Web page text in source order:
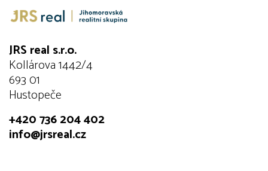
JRS real s.r.o.
Kollárova 1442/4
693 01
Hustopeče
+420 736 204 402
info@jrsreal.cz